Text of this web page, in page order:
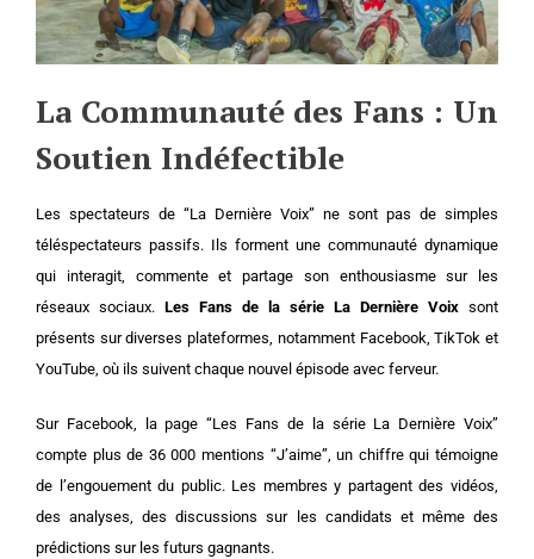
La Communauté des Fans : Un
Soutien Indéfectible
Les spectateurs de “La Dernière Voix” ne sont pas de simples
téléspectateurs passifs. Ils forment une communauté dynamique
qui interagit, commente et partage son enthousiasme sur les
réseaux sociaux. Les Fans de la série La Dernière Voix sont
présents sur diverses plateformes, notamment Facebook, TikTok et
YouTube, où ils suivent chaque nouvel épisode avec ferveur.
Sur Facebook, la page “Les Fans de la série La Dernière Voix”
compte plus de 36 000 mentions “J’aime”, un chiffre qui témoigne
de l’engouement du public. Les membres y partagent des vidéos,
des analyses, des discussions sur les candidats et même des
prédictions sur les futurs gagnants.